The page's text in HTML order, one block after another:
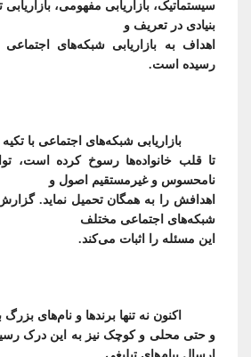
سیستماتیک، بازاریابی مفهومی، بازاریابی
اهداف به بازاریابی شبکه‌های
رسیده است.
تا قلب خانواده‌ها رسوخ کرده است،
اهدافش را به همگان تحمیل نماید.
این مسئله را اثبات می‌کند.
و حتی محلی و کوچک نیز به این درک